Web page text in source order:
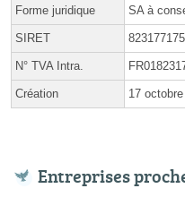
Forme juridique SA à
SIRET
N° TVA Intra.
Création 17
Entreprises